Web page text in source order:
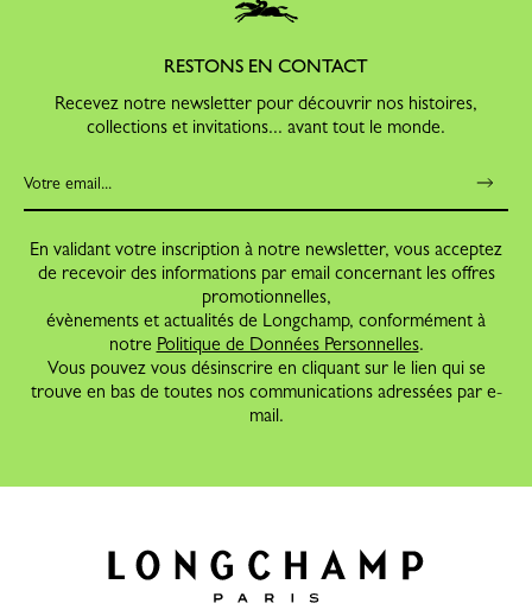
RESTONS EN CONTACT
Recevez notre newsletter pour découvrir nos histoires,
collections et invitations... avant tout le monde.
En validant votre inscription à notre newsletter, vous acceptez
de recevoir des informations par email concernant les offres
promotionnelles,
évènements et actualités de Longchamp, conformément à
notre Politique de Données Personnelles.
Vous pouvez vous désinscrire en cliquant sur le lien qui se
trouve en bas de toutes nos communications adressées par e-
mail.